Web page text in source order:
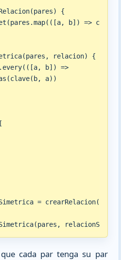
{
b]) =>
relacion) {
b]) =>
a))
=
cada par tenga su par